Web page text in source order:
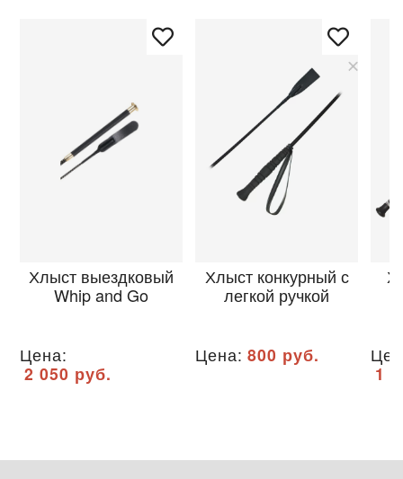
Хлыст выездковый
Whip and Go
Цена:
2 050 руб.
Хлыст конкурный с
легкой ручкой
Цена: 800 руб.
1